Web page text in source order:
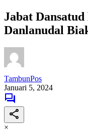
Jabat
Danlanudal
TambunPos
Januari 5, 2024
×